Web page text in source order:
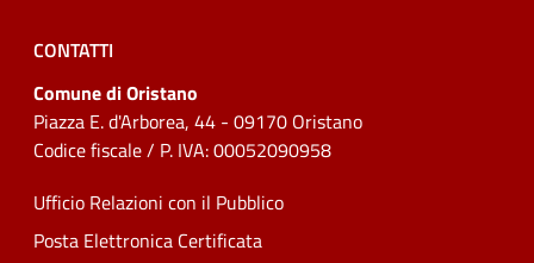
CONTATTI
Comune di Oristano
Piazza E. d'Arborea, 44 - 09170 Oristano
Codice fiscale / P. IVA: 00052090958
Ufficio Relazioni con il Pubblico
Posta Elettronica Certificata